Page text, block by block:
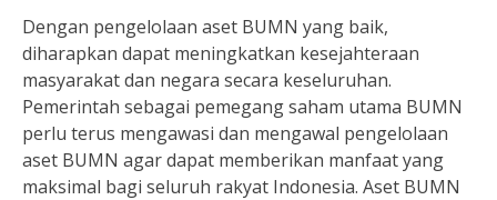
Dengan pengelolaan aset BUMN yang baik,
diharapkan dapat meningkatkan kesejahteraan
masyarakat dan negara secara keseluruhan.
Pemerintah sebagai pemegang saham utama BUMN
perlu terus mengawasi dan mengawal pengelolaan
aset BUMN agar dapat memberikan manfaat yang
maksimal bagi seluruh rakyat Indonesia. Aset BUMN